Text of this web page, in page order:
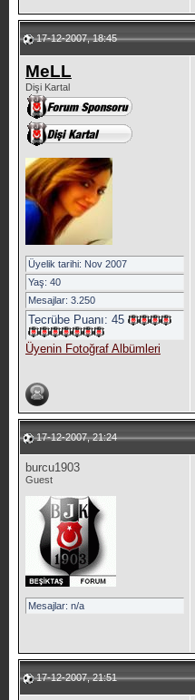
17-12-2007, 18:45
MeLL
Dişi Kartal
Üyelik tarihi: Nov 2007
Yaş: 40
Mesajlar: 3.250
Tecrübe Puanı: 45
Üyenin Fotoğraf Albümleri
17-12-2007, 21:24
burcu1903
Guest
Mesajlar: n/a
17-12-2007, 21:51